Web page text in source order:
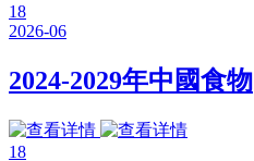
18
2026-06
2024-2029年中國食物
18